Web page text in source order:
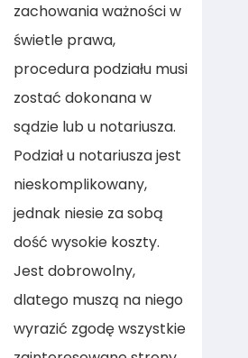
zachowania ważności w
świetle prawa,
procedura podziału musi
zostać dokonana w
sądzie lub u notariusza.
Podział u notariusza jest
nieskomplikowany,
jednak niesie za sobą
dość wysokie koszty.
Jest dobrowolny,
dlatego muszą na niego
wyrazić zgodę wszystkie